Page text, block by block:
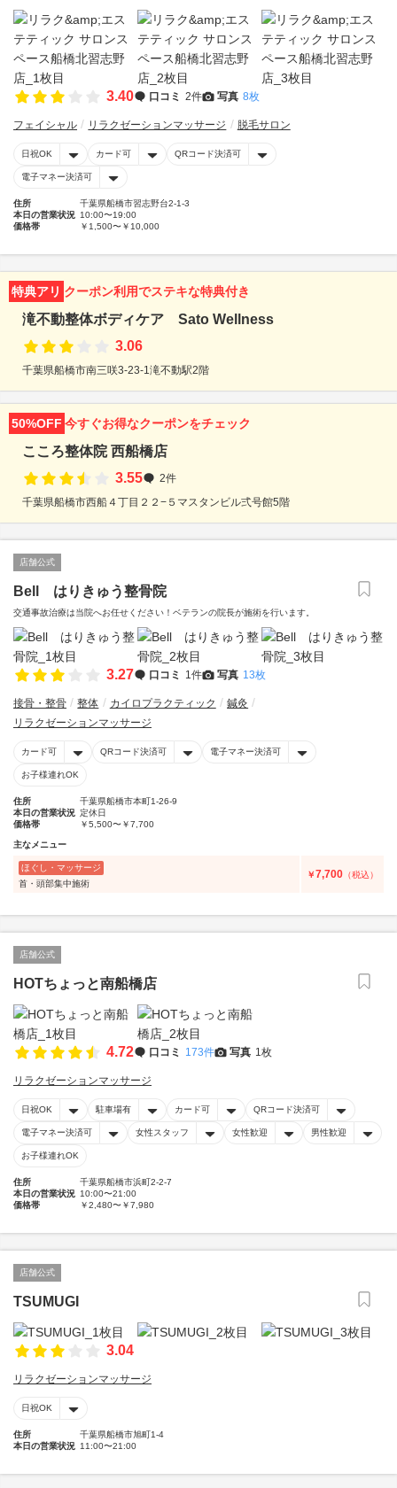
3.40 口コミ 2件 写真 8枚
フェイシャル リラクゼーションマッサージ 脱毛サロン
日祝OK カード可 QRコード決済可
電子マネー決済可
住所
千葉県船橋市習志野台2-1-3
本日の営業状況 10:00〜19:00
価格帯
￥1,500〜￥10,000
特典アリ クーポン利用でステキな特典付き
滝不動整体ボディケア Sato Wellness
3.06
千葉県船橋市南三咲3-23-1滝不動駅2階
50%OFF 今すぐお得なクーポンをチェック
こころ整体院 西船橋店
3.55
2件
千葉県船橋市西船４丁目２２−５マスタンビル弍号館5階
店舗公式
Bell はりきゅう整骨院
交通事故治療は当院へお任せください！ベテランの院長が施術を行います。
3.27 口コミ 1件 写真 13枚
接骨・整骨 整体 カイロプラクティック
鍼灸
リラクゼーションマッサージ
カード可 QRコード決済可 電子マネー決済可
お子様連れOK
住所
千葉県船橋市本町1-26-9
本日の営業状況 定休日
価格帯
￥5,500〜￥7,700
主なメニュー
ほぐし・マッサージ
首・頭部集中施術
￥7,700 （税込）
店舗公式
HOTちょっと南船橋店
4.72 口コミ 173件 写真 1枚
リラクゼーションマッサージ
日祝OK 駐車場有 カード可 QRコード決済可
電子マネー決済可 女性スタッフ 女性歓迎 男性歓迎
お子様連れOK
住所
千葉県船橋市浜町2-2-7
本日の営業状況 10:00〜21:00
価格帯
￥2,480〜￥7,980
店舗公式
TSUMUGI
3.04
リラクゼーションマッサージ
日祝OK
住所
千葉県船橋市旭町1-4
本日の営業状況 11:00〜21:00